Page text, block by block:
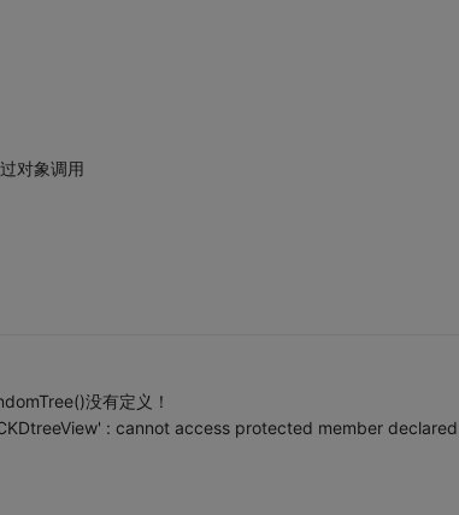
对象调用
没有定义！
: cannot access protected member